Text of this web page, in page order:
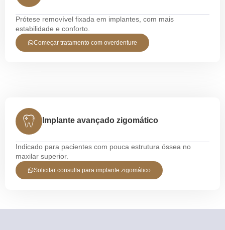
Prótese removível fixada em implantes, com mais
estabilidade e conforto.
Começar tratamento com overdenture
Implante avançado zigomático
Indicado para pacientes com pouca estrutura óssea no
maxilar superior.
Solicitar consulta para implante zigomático